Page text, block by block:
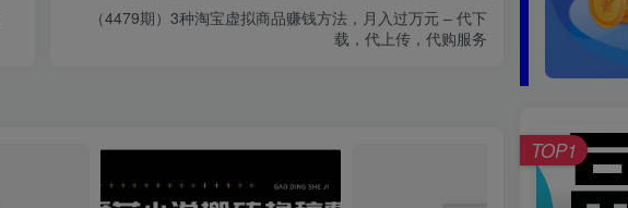
（4479期）3种淘宝虚拟商品赚钱方法，月入过万元 – 代下
载，代上传，代购服务
TOP1